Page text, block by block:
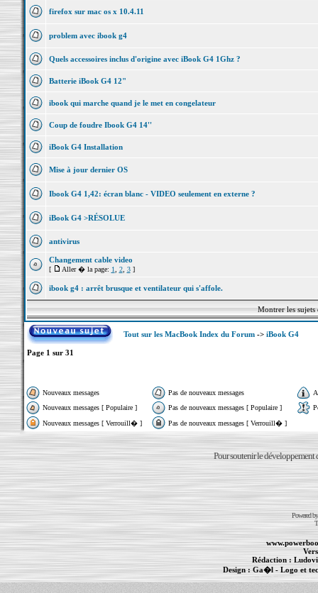
firefox sur mac os x 10.4.11
problem avec ibook g4
Quels accessoires inclus d'origine avec iBook G4 1Ghz ?
Batterie iBook G4 12"
ibook qui marche quand je le met en congelateur
Coup de foudre Ibook G4 14''
iBook G4 Installation
Mise à jour dernier OS
Ibook G4 1,42: écran blanc - VIDEO seulement en externe ?
iBook G4 >RÉSOLUE
antivirus
Changement cable video
[ Aller � la page: 1 2, 3]
ibook g4 : arrêt brusque et ventilateur qui s'affole.
Montrer les
Tout sur les MacBook Index du Forum-> iBook G4
Page 1 sur 31
Nouveaux messages Pas de nouveaux messages
Nouveaux messages [ Populaire ]
Pas de nouveaux messages [ Populaire ]
Nouveaux messages [ Verrouill� ]
Pas de nouveaux messages [ Verrouill� ]
Pour soutenir le développement
Powered
Rédaction :
Design : Ga�l- Logo et